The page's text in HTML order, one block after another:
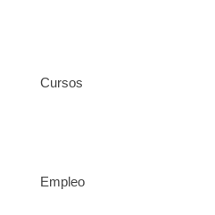
Cursos
Empleo